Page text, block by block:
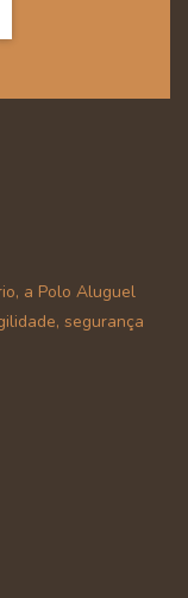
a Polo Aluguel
segurança